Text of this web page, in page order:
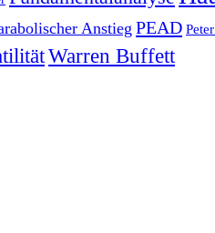
Anstieg PEAD
Warren Buffett